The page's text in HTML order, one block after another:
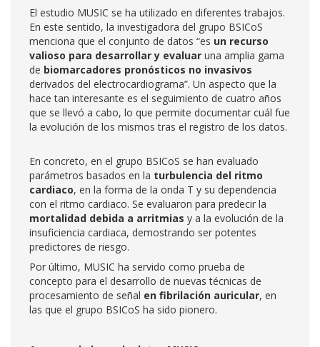
El estudio MUSIC se ha utilizado en diferentes trabajos.
En este sentido, la investigadora del grupo BSICoS
menciona que el conjunto de datos “es un recurso
valioso para desarrollar y evaluar una amplia gama
de biomarcadores pronósticos no invasivos
derivados del electrocardiograma”. Un aspecto que la
hace tan interesante es el seguimiento de cuatro años
que se llevó a cabo, lo que permite documentar cuál fue
la evolución de los mismos tras el registro de los datos.
En concreto, en el grupo BSICoS se han evaluado
parámetros basados en la turbulencia del ritmo
cardiaco, en la forma de la onda T y su dependencia
con el ritmo cardiaco. Se evaluaron para predecir la
mortalidad debida a arritmias y a la evolución de la
insuficiencia cardiaca, demostrando ser potentes
predictores de riesgo.
Por último, MUSIC ha servido como prueba de
concepto para el desarrollo de nuevas técnicas de
procesamiento de señal en fibrilación auricular, en
las que el grupo BSICoS ha sido pionero.